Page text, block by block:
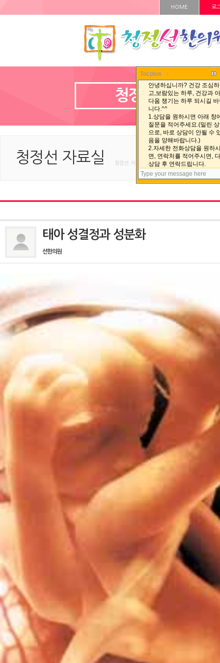
HOME 로
청정선 자료실
청정선 자료실 청정선 자료실 < 청정선 자료실 < HOME
태아 성결정과 성분화
선한의원
Tocplus